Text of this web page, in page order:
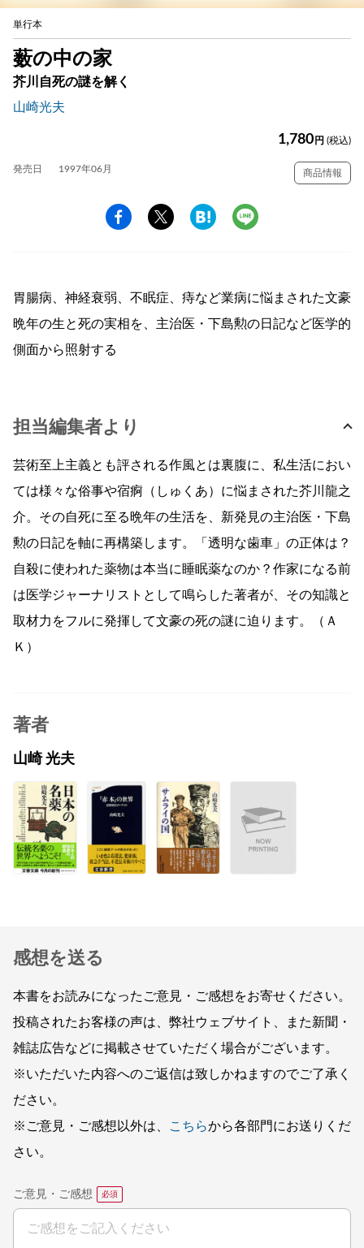
単行本
薮の中の家
芥川自死の謎を解く
山崎光夫
1,780 円 (税込)
発売日 1997年06月 商品情報
胃腸病、神経衰弱、不眠症、痔など業病に悩まされた文豪
晩年の生と死の実相を、主治医・下島勲の日記など医学的
側面から照射する
担当編集者より
芸術至上主義とも評される作風とは裏腹に、私生活におい
ては様々な俗事や宿痾（しゅくあ）に悩まされた芥川龍之
介。その自死に至る晩年の生活を、新発見の主治医・下島
勲の日記を軸に再構築します。「透明な歯車」の正体は？
自殺に使われた薬物は本当に睡眠薬なのか？作家になる前
は医学ジャーナリストとして鳴らした著者が、その知識と
取材力をフルに発揮して文豪の死の謎に迫ります。（Ａ
Ｋ）
著者
山崎 光夫
感想を送る
本書をお読みになったご意見・ご感想をお寄せください。
投稿されたお客様の声は、弊社ウェブサイト、また新聞・
雑誌広告などに掲載させていただく場合がございます。
※いただいた内容へのご返信は致しかねますのでご了承く
ださい。
※ご意見・ご感想以外は、
こちらから各部門にお送りくだ
さい。
ご意見・ご感想